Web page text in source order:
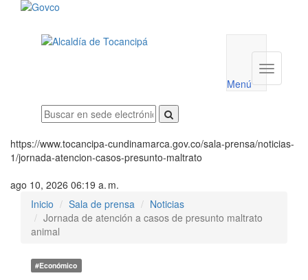
utilidades
Menú
Menú
https://www.tocancipa-cundinamarca.gov.co/sala-prensa/noticias-
1/jornada-atencion-casos-presunto-maltrato
ago 10, 2026 06:19 a. m.
Inicio
Sala de prensa
Noticias
Jornada de atención a casos de presunto maltrato
animal
#Económico